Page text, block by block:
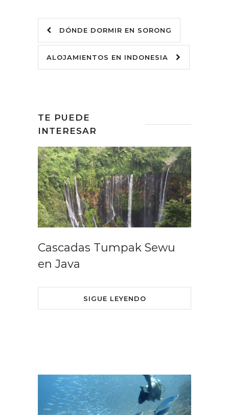
DÓNDE DORMIR EN SORONG
ALOJAMIENTOS EN INDONESIA
TE PUEDE
INTERESAR
Cascadas Tumpak Sewu
en Java
SIGUE LEYENDO